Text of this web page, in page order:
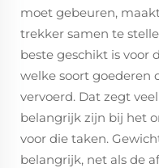
moet gebeuren,
trekker samen te
beste geschikt is voor
welke soort goederen
vervoerd. Dat zegt
belangrijk zijn bij het
voor die taken.
belangrijk, net als de